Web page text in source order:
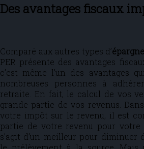
Des avantages fiscaux
Comparé aux autres types d’
PER présente des avantages
c’est même l’un des avantages
nombreuses personnes à
retraite. En fait, le calcul de vos
grande partie de vos revenus.
votre impôt sur le revenu, il est
partie de votre revenu pour votre
s’agit d’un meilleur pour